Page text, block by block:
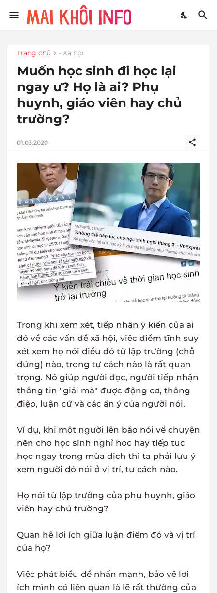
Trang chủ - Xã hội
Muốn học sinh đi học lại
ngay ư? Họ là ai? Phụ
huynh, giáo viên hay chủ
trường?
01.03.2020
Trong khi xem xét, tiếp nhận ý kiến của ai
đó về các vấn đề xã hội, việc điềm tĩnh suy
xét xem họ nói điều đó từ lập trường (chỗ
đứng) nào, trong tư cách nào là rất quan
trọng. Nó giúp người đọc, người tiếp nhận
thông tin "giải mã" được động cơ, thông
điệp, luận cứ và các ẩn ý của người nói.
Ví dụ, khi một người lên báo nói về chuyện
nên cho học sinh nghỉ học hay tiếp tục
học ngay trong mùa dịch thì ta phải lưu ý
xem người đó nói ở vị trí, tư cách nào.
Họ nói từ lập trường của phụ huynh, giáo
viên hay chủ trường?
Quan hệ lợi ích giữa luận điểm đó và vị trí
của họ?
Việc phát biểu để nhấn mạnh, bảo vệ lợi
ích mình có liên quan là lẽ rất thường của